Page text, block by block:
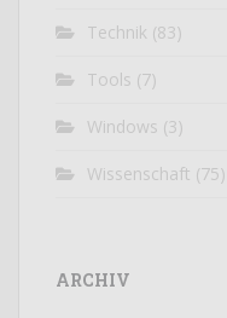
Technik (83)
Tools (7)
Windows (3)
Wissenschaft (75)
ARCHIV